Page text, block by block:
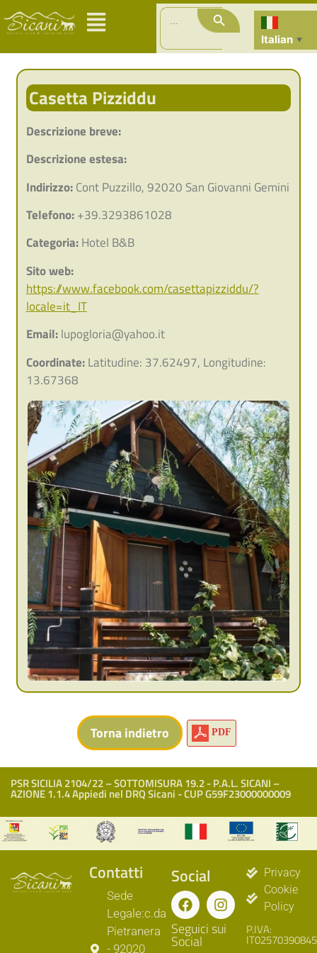
Search
for:
Search Button
Italian ▼
Casetta Pizziddu
Descrizione breve:
Descrizione estesa:
Indirizzo:Cont Puzzillo, 92020 San Giovanni Gemini
Telefono:+39.3293861028
Categoria:Hotel B&B
Sito web:
https://www.facebook.com/casettapizziddu/?
locale=it_IT
Email:lupogloria@yahoo.it
Coordinate:Latitudine: 37.62497, Longitudine:
13.67368
PDF
PSR SICILIA 2104/22 – SOTTOMISURA 19.2 - P.A.L. SICANI –
AZIONE 1.1.4 Appiedi nel DRQ Sicani - CUP G59F23000000009
Contatti
Sede
Legale:c.da
Pietranera
- 92020
Social
Seguici sui
Social
Privacy
Cookie
Policy
P.IVA:
IT02570390845